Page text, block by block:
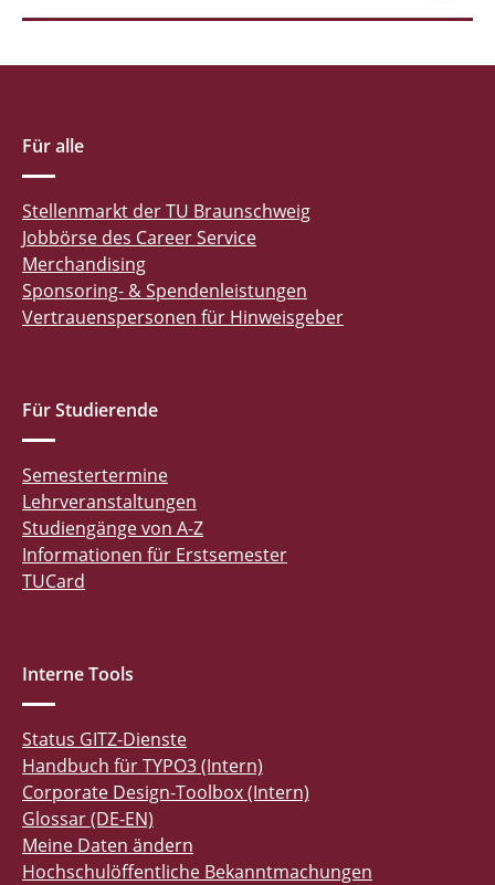
Für alle
Stellenmarkt der TU Braunschweig
Jobbörse des Career Service
Merchandising
Sponsoring- & Spendenleistungen
Vertrauenspersonen für Hinweisgeber
Für Studierende
Semestertermine
Lehrveranstaltungen
Studiengänge von A-Z
Informationen für Erstsemester
TUCard
Interne Tools
Status GITZ-Dienste
Handbuch für TYPO3 (Intern)
Corporate Design-Toolbox (Intern)
Glossar (DE-EN)
Meine Daten ändern
Hochschulöffentliche Bekanntmachungen